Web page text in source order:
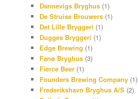
Dannevigs Bryghus (1)
De Struise Brouwers (1)
Det Lille Bryggeri (1)
Dugges Bryggeri (1)
Edge Brewing (1)
Fanø Bryghus (3)
Fierce Beer (1)
Founders Brewing Company (1)
Frederikshavn Bryghus A/S (2)